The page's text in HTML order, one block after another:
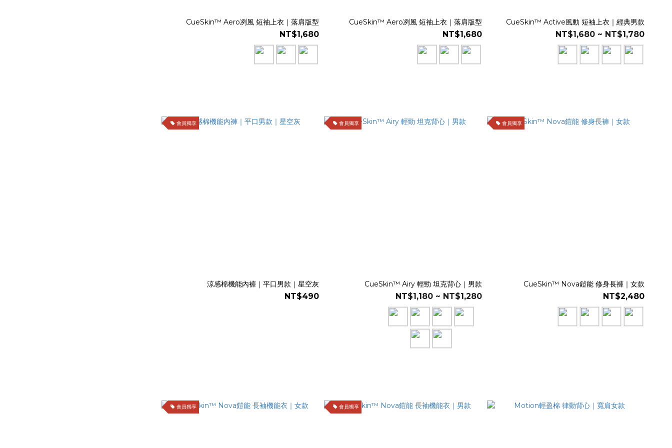
CueSkin™ Aero冽風 短袖上衣｜落肩版型
NT$1,680
CueSkin™ Aero冽風 短袖上衣｜落肩版型
NT$1,680
CueSkin™ Active風動 短袖上衣｜經典男款
NT$1,680 ~ NT$1,780
會員獨享
涼感棉機能內褲｜平口男款｜星空灰
NT$490
會員獨享
CueSkin™ Airy 輕勁 坦克背心｜男款
NT$1,180 ~ NT$1,280
會員獨享
CueSkin™ Nova鎧能 修身長褲｜女款
NT$2,480
會員獨享 會員獨享